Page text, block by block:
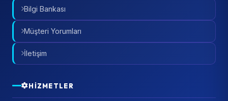
Bilgi Bankası
Müşteri Yorumları
İletişim
HIZMETLER